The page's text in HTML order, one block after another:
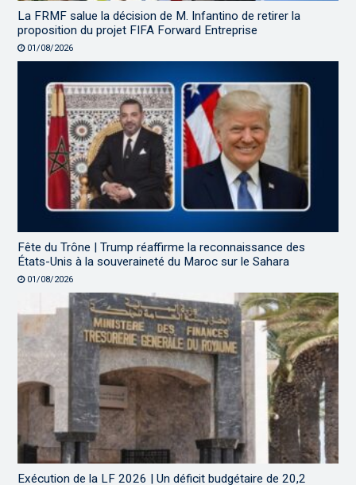
La FRMF salue la décision de M. Infantino de retirer la
proposition du projet FIFA Forward Entreprise
01/08/2026
Fête du Trône | Trump réaffirme la reconnaissance des
États-Unis à la souveraineté du Maroc sur le Sahara
01/08/2026
Exécution de la LF 2026 | Un déficit budgétaire de 20,2